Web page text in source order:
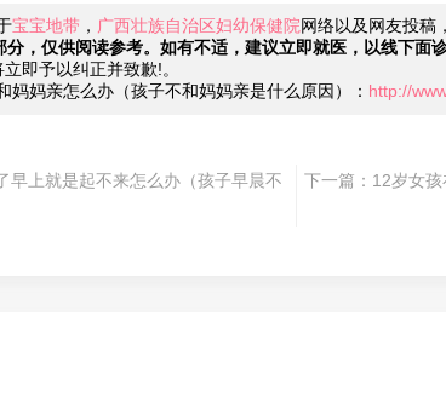
宝宝地带 ， 广西壮族自治区妇幼保健院网络以及网友投稿
，仅供阅读参考。如有不适，建议立即就医，以线下面
即予以纠正并致歉!。
妈妈亲怎么办（孩子不和妈妈亲是什么原因）： http://
早上就是起不来怎么办（孩子早晨不
下一篇： 12岁女